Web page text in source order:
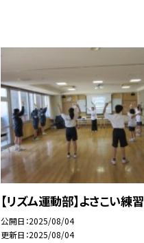
【リズム運動部】よさこい練習
公開日 2025/08/04
更新日 2025/08/04